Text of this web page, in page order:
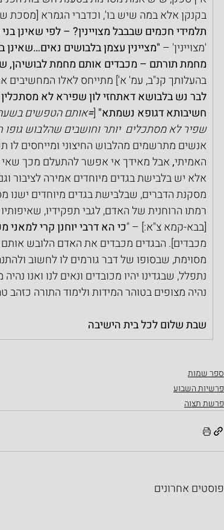
בקנקן אלא במה שיש בו', וכדברי הגמרא [מסכת
תלמידי חכמים שבבבל מצויינין? – לפי שאינן
'מצויינין' – "מציינין עצמן בלבושים
מחמת תורתם – מכבדים אותם מחמת לבושיהן,
בהעלותך קנ"ב, עמ' א'] מתייחס לאלו המחשיבים
לבר נש בלבושא דאתחזי לון שפירא לא
חשיבותא דגופא נשמתא" [
=אותם הטפשים
שפיר לא מסתכלים  יותר וחושבים שהלבוש גופו
אנשים מתרשמים מהלבוש החיצוני ומייחסים
האמיתי, אבל מאידך אי אפשר להתעלם מכך
אלא יש בלבישת בגדים מיוחדים אמירה לציבור
מסקנת הדברים, שבלבישת בגדים מיוחדים ישנו
רמתו הרוחנית של האדם, לגבי תפקידיו, שאיפותיו
[בבא-קמא צ"א:] – "כי הא דרבי יוחנן קרי למאני
מכבדים]. הבגדים מכבדים את האדם הלובש אותם
מסוימת, שבסופו של דבר גורמים לו לחשוב
נתפלל, שבגדינו יהיו מכובדים ונאים לנו ואנו
נהיה מצופים בטוהר המידות ולימוד התורה כזהב
שבת שלום לכל בית הישיבה
ספר שמות
פרשיות השבוע
פרשת תצוה
פוסטים אחרונים